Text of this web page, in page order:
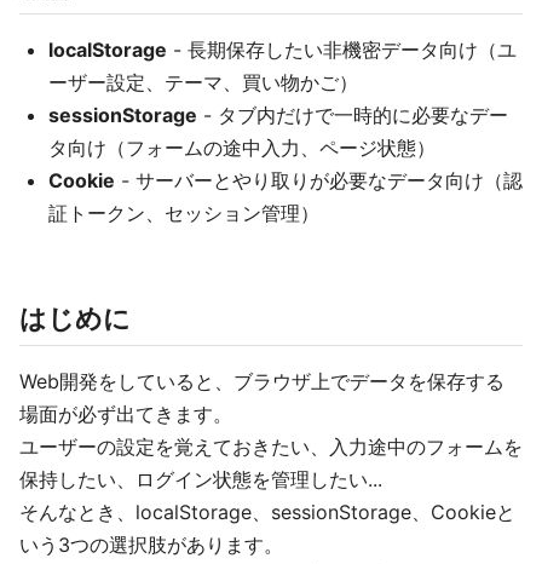
localStorage - 長期保存したい非機密データ向け（ユ
ーザー設定、テーマ、買い物かご）
sessionStorage - タブ内だけで一時的に必要なデー
タ向け（フォームの途中入力、ページ状態）
Cookie - サーバーとやり取りが必要なデータ向け（認
証トークン、セッション管理）
はじめに
Web開発をしていると、ブラウザ上でデータを保存する
場面が必ず出てきます。
ユーザーの設定を覚えておきたい、入力途中のフォームを
保持したい、ログイン状態を管理したい...
そんなとき、localStorage、sessionStorage、Cookieと
いう3つの選択肢があります。